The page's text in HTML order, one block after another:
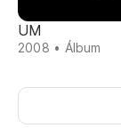
UM
2008 • Álbum